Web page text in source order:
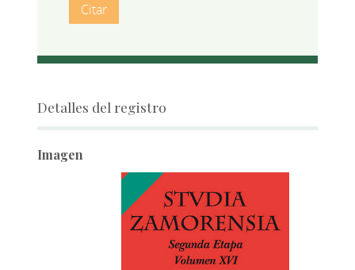
Citar
Detalles del registro
Imagen